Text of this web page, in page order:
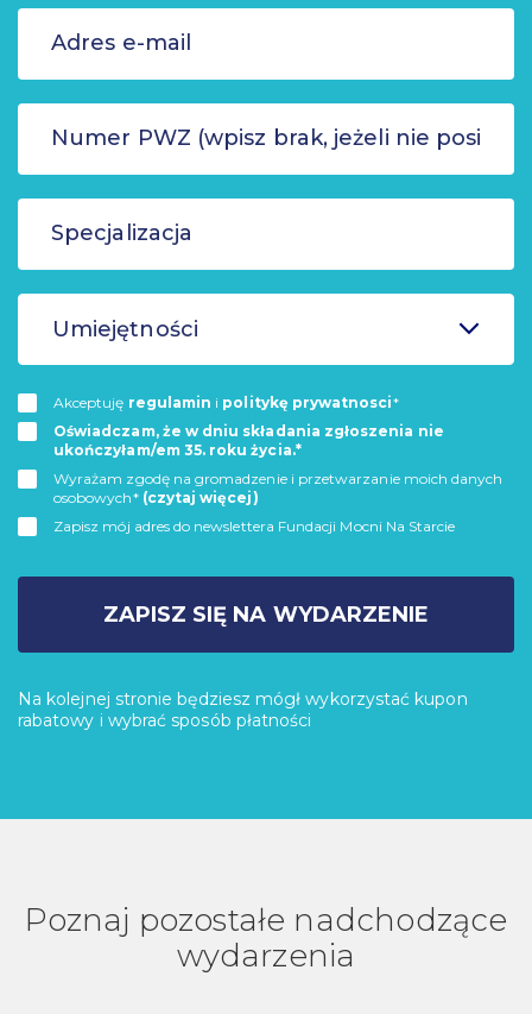
Umiejętności
Akceptuję regulamin i politykę prywatnosci*
Oświadczam, że w dniu składania zgłoszenia nie
ukończyłam/em 35. roku życia.*
Wyrażam zgodę na gromadzenie i przetwarzanie moich danych
osobowych* (czytaj więcej)
Zapisz mój adres do newslettera Fundacji Mocni Na Starcie
ZAPISZ SIĘ NA WYDARZENIE
Na kolejnej stronie będziesz mógł wykorzystać kupon
rabatowy i wybrać sposób płatności
Poznaj pozostałe nadchodzące
wydarzenia